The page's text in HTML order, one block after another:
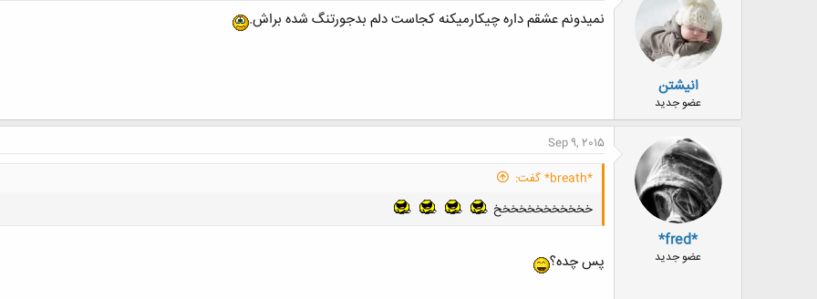
انیشتن
عضو جدید
نمیدونم عشقم داره چیکارمیکنه کجاست دلم بدجورتنگ شده براش.
*fred*
عضو جدید
Sep 9, 2015
*breath* گفت:
خخخخخخخخخخخخ
پس چده؟